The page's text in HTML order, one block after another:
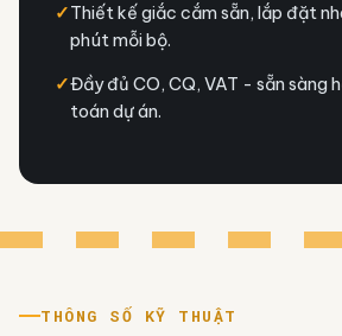
✓Thiết kế giắc cắm sẵn, lắp đặt
phút mỗi bộ.
✓Đầy đủ CO, CQ, VAT - sẵn sàng
toán dự án.
THÔNG SỐ KỸ THUẬT